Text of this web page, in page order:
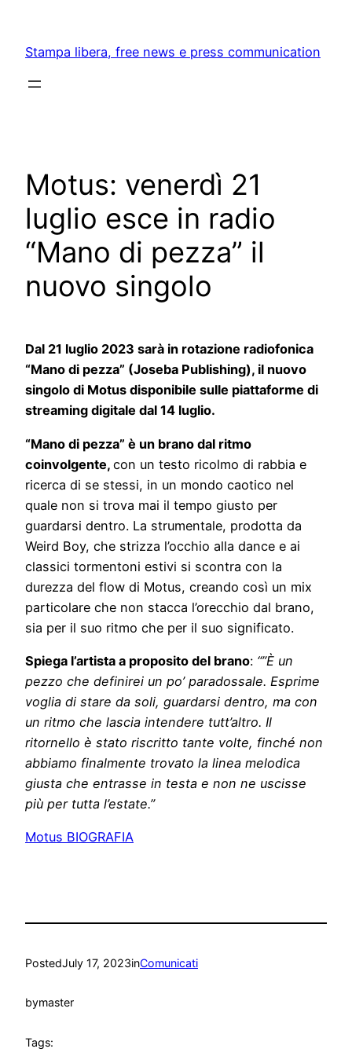
content
Stampa libera, free news e press communication
Motus: venerdì 21
luglio esce in radio
“Mano di pezza” il
nuovo singolo
Dal 21 luglio 2023 sarà in rotazione radiofonica
“Mano di pezza” (Joseba Publishing), il nuovo
singolo di Motus disponibile sulle piattaforme di
streaming digitale dal 14 luglio.
“Mano di pezza” è un brano dal ritmo
coinvolgente, con un testo ricolmo di rabbia e
ricerca di se stessi, in un mondo caotico nel
quale non si trova mai il tempo giusto per
guardarsi dentro. La strumentale, prodotta da
Weird Boy, che strizza l’occhio alla dance e ai
classici tormentoni estivi si scontra con la
durezza del flow di Motus, creando così un mix
particolare che non stacca l’orecchio dal brano,
sia per il suo ritmo che per il suo significato.
Spiega l’artista a proposito del brano: “”È un
pezzo che definirei un po’ paradossale. Esprime
voglia di stare da soli, guardarsi dentro, ma con
un ritmo che lascia intendere tutt’altro. Il
ritornello è stato riscritto tante volte, finché non
abbiamo finalmente trovato la linea melodica
giusta che entrasse in testa e non ne uscisse
più per tutta l’estate.”
Motus BIOGRAFIA
PostedJuly 17, 2023inComunicati
bymaster
Tags: